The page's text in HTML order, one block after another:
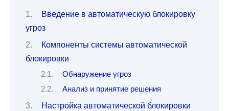
Введение в автоматическую блокировку
угроз
Компоненты системы автоматической
блокировки
Обнаружение угроз
Анализ и принятие решения
Настройка автоматической блокировки